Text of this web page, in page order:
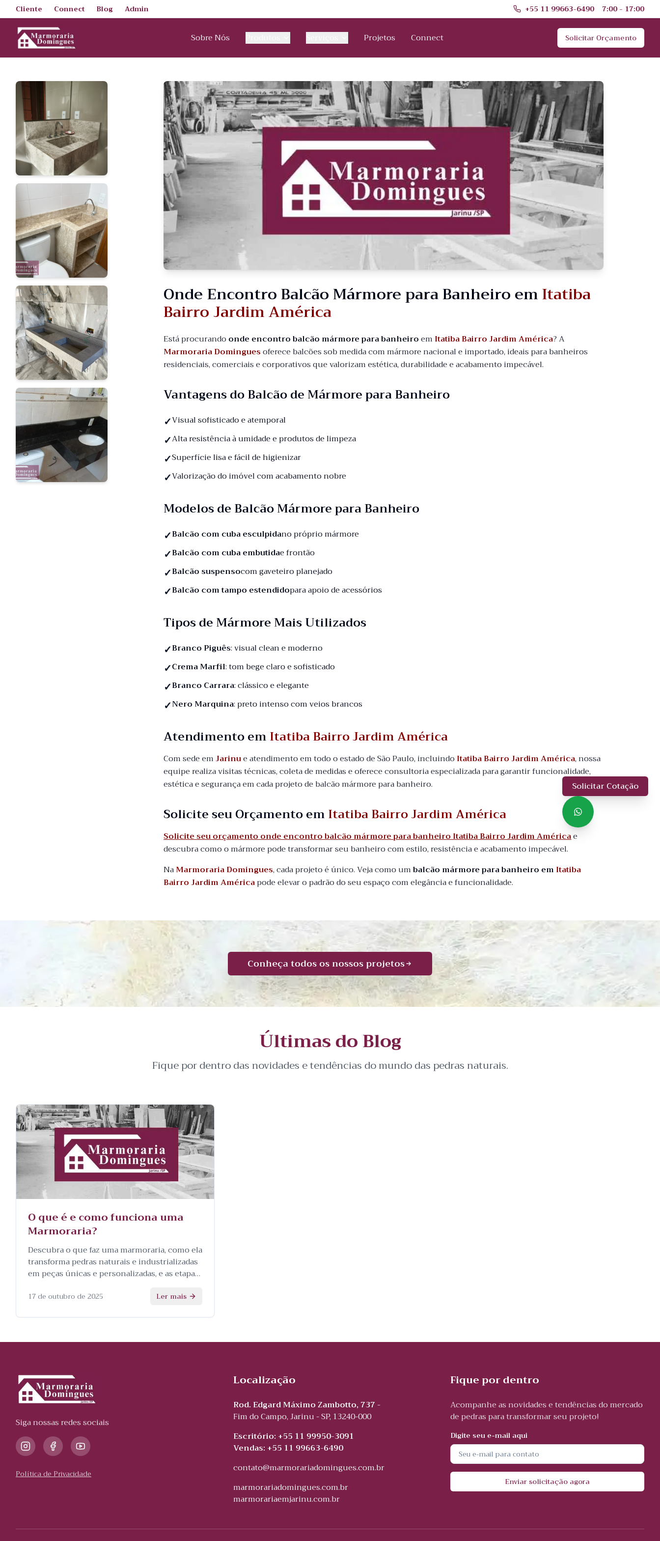
Cliente Connect Blog Admin +55 11 99663-6490 7:00 - 17:00
Sobre Nós Projetos Connect Solicitar Orçamento
Onde Encontro Balcão Mármore para Banheiro emItatiba
Bairro Jardim América
Está procurando onde encontro balcão mármore para banheiroem Itatiba Bairro Jardim América? A
Marmoraria Dominguesoferece balcões sob medida com mármore nacional e importado, ideais para banheiros
residenciais, comerciais e corporativos que valorizam estética, durabilidade e acabamento impecável.
Vantagens do Balcão de Mármore para Banheiro
Visual sofisticado e atemporal
Alta resistência à umidade e produtos de limpeza
Superfície lisa e fácil de higienizar
Valorização do imóvel com acabamento nobre
Modelos de Balcão Mármore para Banheiro
Balcão com cuba esculpidano próprio mármore
Balcão com cuba embutidae frontão
Balcão suspensocom gaveteiro planejado
Balcão com tampo estendidopara apoio de acessórios
Tipos de Mármore Mais Utilizados
Branco Piguês: visual clean e moderno
Crema Marfil: tom bege claro e sofisticado
Branco Carrara: clássico e elegante
Nero Marquina: preto intenso com veios brancos
Atendimento emItatiba Bairro Jardim América
Com sede emJarinue atendimento em todo o estado de São Paulo, incluindo Itatiba Bairro Jardim América, nossa
equipe realiza visitas técnicas, coleta de medidas e oferece consultoria especializada para garantir funcionalidade,
estética e segurança em cada projeto de balcão mármore para banheiro.
Solicite seu Orçamento emItatiba Bairro Jardim América
Solicite seu orçamento onde encontro balcão mármore para banheiro Itatiba Bairro Jardim Américae
descubra como o mármore pode transformar seu banheiro com estilo, resistência e acabamento impecável.
NaMarmoraria Domingues, cada projeto é único. Veja como umbalcão mármore para banheiro emItatiba
Bairro Jardim Américapode elevar o padrão do seu espaço com elegância e funcionalidade.
Solicitar Cotação
Conheça todos os nossos projetos
Últimas do Blog
Fique por dentro das novidades e tendências do mundo das pedras naturais.
O que é e como funciona uma
Marmoraria?
Descubra o que faz uma marmoraria, como ela
transforma pedras naturais e industrializadas
em peças únicas e personalizadas, e as etapas
17 de outubro de 2025 Ler mais
Siga nossas redes sociais
Política de Privacidade
Localização
Rod. Edgard Máximo Zambotto, 737 -
Fim do Campo, Jarinu - SP, 13240-000
Escritório: +55 11 99950-3091
Vendas: +55 11 99663-6490
contato@marmorariadomingues.com.br
marmorariadomingues.com.br
marmorariaemjarinu.com.br
Fique por dentro
Acompanhe as novidades e tendências do mercado
de pedras para transformar seu projeto!
Digite seu e-mail aqui
Enviar solicitação agora